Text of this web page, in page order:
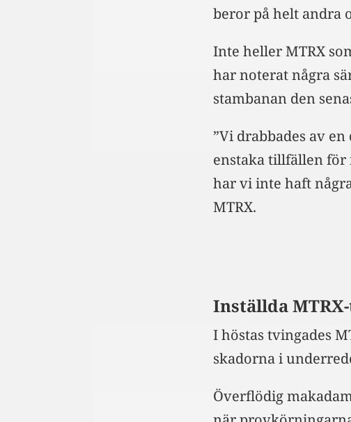
beror på helt andra
Inte heller MTRX
har noterat några
stambanan den
”Vi drabbades av
enstaka tillfällen för
har vi inte haft
MTRX.
Inställda
I höstas tvingades
skadorna i
Överflödig